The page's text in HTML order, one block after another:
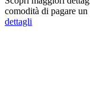
comodità di pagare
dettagli